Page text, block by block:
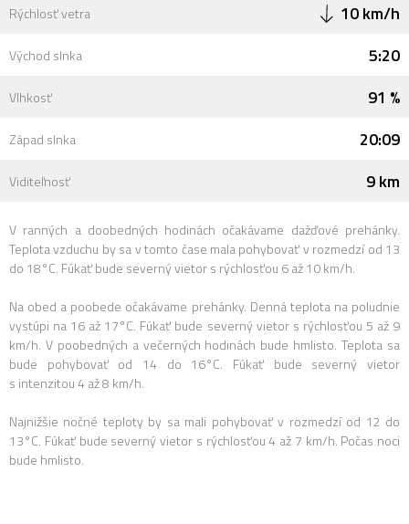
Rýchlosť vetra 10 km/h
Východ slnka 5:20
Vlhkosť 91 %
Západ slnka 20:09
Viditeľnosť 9 km
V ranných a doobedných hodinách očakávame dažďové prehánky.
Teplota vzduchu by sa v tomto čase mala pohybovať v rozmedzí od 13
do 18°C. Fúkať bude severný vietor s rýchlosťou 6 až 10 km/h.
Na obed a poobede očakávame prehánky. Denná teplota na poludnie
vystúpi na 16 až 17°C. Fúkať bude severný vietor s rýchlosťou 5 až 9
km/h. V poobedných a večerných hodinách bude hmlisto. Teplota sa
bude pohybovať od 14 do 16°C. Fúkať bude severný vietor
s intenzitou 4 až 8 km/h.
Najnižšie nočné teploty by sa mali pohybovať v rozmedzí od 12 do
13°C. Fúkať bude severný vietor s rýchlosťou 4 až 7 km/h. Počas noci
bude hmlisto.